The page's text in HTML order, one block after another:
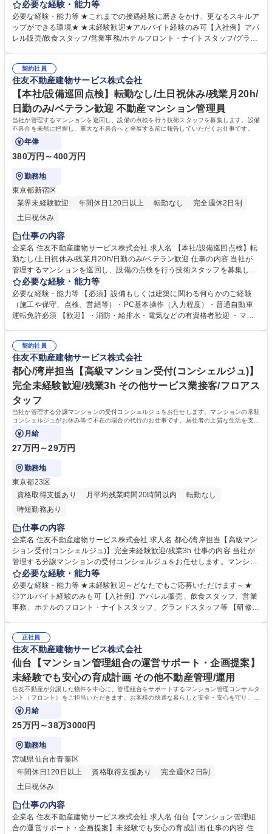
の上質な生活を支援し、温かいサービス提供を担当頂きます。日常生活を
通じ、お客様の人生の一部に携わる特別なお仕事です。 【受付業務】(1)
取次サービス：クリーニング、宅配便(2)セクレタリーサービス：共用施設
予約、タクシー手配、物品販売、クローク等(3)業者紹介サービス：リフォ
ル備品の貸出状況の管理(3)データ入力 ：お客様の問い合わせ内容の入力
★制服あり 募集職種 【勝どき/高級マンション受付(コンシェルジュ)】完
全未経験歓迎/残業5h程度
必要な経験・能力等
必要な経験・能力等 ★これまでの接遇経験に磨きをかけ、更なるスキルア
ップができる環境★ ★未経験歓迎★アルバイト経験のみ可【入社例】アパ
レル販売/飲食スタッフ/営業事務/ホテルフロント・ナイトスタッフ/グラン
心して業務に取り組んでいただけます。 【働く環境】■配属マンション駅
近率91%■残業時間1分単位100%支給■残業平均時間4.8時間/月【育休産
休】産前産後休暇・育児休暇取得率100%！現在3名の方が育休産休中。復
帰後は内勤系業務も応相談です。 学歴・資格 学歴：大学院 大学 高専 短大
専修学校 高校 語学力： 資格：
契約社員
住友不動産建物サービス株式会社
【本社/設備巡回点検】転勤なし/土日祝休み/残業月20h/
日勤のみ/ベテラン歓迎 不動産マンション管理員
当社が管理するマンションを巡回し、設備の点検を行う技術スタッフを募集します。設備
不具合を未然に把握し、重大な不具合へと発展する前に報告していただくお仕事です。
年俸
380万円～400万円
勤務地
東京都新宿区
業界未経験歓迎
年間休日120日以上 転勤なし
完全週休2日制
土日祝休み
仕事の内容
企業名 住友不動産建物サービス株式会社 求人名 【本社/設備巡回点検】転
勤なし/土日祝休み/残業月20h/日勤のみ/ベテラン歓迎 仕事の内容 当社が
管理するマンションを巡回し、設備の点検を行う技術スタッフを募集しま
す。設備不具合を未然に把握し、重大な不具合へと発展する前に報告して
いただくお仕事です。 ・給排水・消防・照明等の設備を外観や動作で、異
音、異臭、油・水モレ等をチェック・点検結果の報告書作成（PC規定フ
ォームへの入力） ※当社チェックシートを基にチェックいただきます ※
求人（建設業務）には該当しません。 募集職種 【本社/設備巡回点検】転
勤なし/土日祝休み/残業月20h/日勤のみ/ベテラン歓迎
必要な経験・能力等
必要な経験・能力等 【必須】設備もしくは建築に関わる何らかのご経験
（施工や保守、点検、営繕等）・PC基本操作（入力程度）・普通自動車
運転免許必須 【歓迎】・消防・給排水・電気などの有資格者歓迎 ・マン
備士・危険物取扱者 【当社について】売上1兆円超（2026.3期）の住友不
動産（株）グループの建物管理会社なので、安定した経営基盤がありま
す。色々なマンションに訪れるので、毎日変化に富んだ環境でお仕事がで
き、新鮮な気持ちで働けます。 学歴・資格 学歴：大学院 大学 高専 短大
専修学校 高校 語学力： 資格：第一種運転免許普通自動車
契約社員
住友不動産建物サービス株式会社
都心/湾岸担当【高級マンション受付(コンシェルジュ)】
完全未経験歓迎/残業3h その他サービス業接客/フロアス
タッフ
当社が管理する分譲マンションの受付コンシェルジュをお任せします。マンションの常駐
コンシェルジュがお休み等で不在の場合の代行のお仕事です。居住者の上質な生活を支援
し、温かいサービス提供を担当頂きます。
月給
27万円～29万円
勤務地
東京都23区
資格取得支援あり
月平均残業時間20時間以内
転勤なし
時短勤務あり
仕事の内容
企業名 住友不動産建物サービス株式会社 求人名 都心/湾岸担当【高級マン
ション受付(コンシェルジュ)】完全未経験歓迎/残業3h 仕事の内容 当社が
管理する分譲マンションの受付コンシェルジュをお任せします。マンショ
ンの常駐コンシェルジュがお休み等で不在の場合の代行のお仕事です。居
住者の上質な生活を支援し、温かいサービス提供を担当頂きます。 【受付
業務】(1)取次サービス：クリーニング、宅配便(2)セクレタリーサービ
ス：共用施設予約、タクシー手配、物品販売、クローク等(3)業者紹介サー
の管理：レンタル備品の貸出状況の管理(3)データ入力 ：お客様の問い合
わせ内容の入力 ★制服あり 募集職種 都心/湾岸担当【高級マンション受付
(コンシェルジュ)】完全未経験歓迎/残業3h
必要な経験・能力等
必要な経験・能力等 ★未経験歓迎～どなたでもご応募いただけます～★
◎アルバイト経験のみも可【入社例】アパレル販売、飲食スタッフ、営業
事務、ホテルのフロント・ナイトスタッフ、グランドスタッフ等 【研修制
んでいただけます。 【働く環境】■配属マンション駅近率91%■残業時間1
分単位100%支給■残業平均3時間程度/月【育休産休】産前産後休暇・育児
休暇取得率100%！現在3名の方が育休産休中。復帰後は内勤系業務も応相
談です。 学歴・資格 学歴：大学院 大学 高専 短大 専修学校 高校 語学力：
資格：
正社員
住友不動産建物サービス株式会社
仙台【マンション管理組合の運営サポート・企画提案】
未経験でも安心の育成計画 その他不動産管理/運用
住友不動産が分譲した物件を中心に、管理組合をサポートするマンション管理コンサルタ
ント（フロント）をご担当いただきます。お客様の快適な暮らしと安全・安心を守り、顧
客満足度を高めることがミッションです。
月給
25万円～38万3000円
勤務地
宮城県仙台市青葉区
年間休日120日以上
資格取得支援あり
完全週休2日制
土日祝休み
仕事の内容
企業名 住友不動産建物サービス株式会社 求人名 仙台【マンション管理組
合の運営サポート・企画提案】未経験でも安心の育成計画 仕事の内容 住